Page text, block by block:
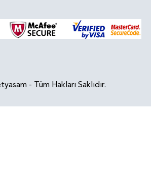
- Tüm Hakları Saklıdır.